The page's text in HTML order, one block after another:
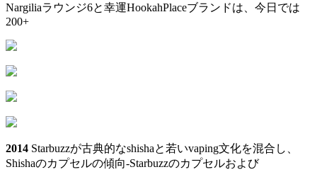
Nargiliaラウンジ6と幸運HookahPlaceブランドは、今日では
200+
2014 Starbuzzが古典的なshishaと若いvaping文化を混合し、
Shishaのカプセルの傾向‑Starbuzzのカプセルおよび